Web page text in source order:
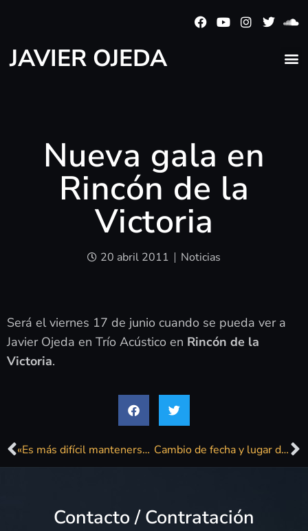
JAVIER OJEDA
Nueva gala en
Rincón de la
Victoria
20 abril 2011 Noticias
Será el viernes 17 de junio cuando se pueda ver a
Javier Ojeda en Trío Acústico en Rincón de la
Victoria.
«Es más difícil mantenerse en la música que criar a un hijo» Cambio de fecha y lugar del «Concierto en familia» y nueva gala
Contacto / Contratación